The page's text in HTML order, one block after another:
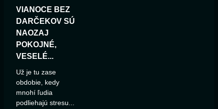
VIANOCE BEZ
DARČEKOV SÚ
NAOZAJ
POKOJNÉ,
VESELÉ...
Už je tu zase
obdobie, kedy
mnohí ľudia
podliehajú stresu...